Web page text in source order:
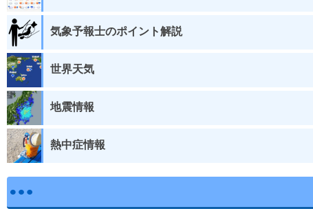
気象予報士のポイント解説
世界天気
地震情報
熱中症情報